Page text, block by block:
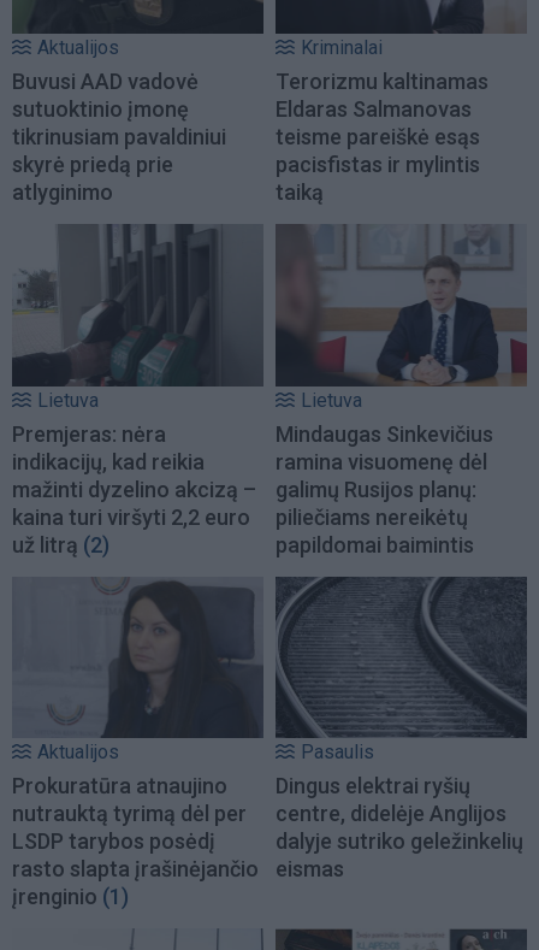
Aktualijos
Buvusi AAD vadovė
sutuoktinio įmonę
tikrinusiam pavaldiniui
skyrė priedą prie
atlyginimo
Kriminalai
Terorizmu kaltinamas
Eldaras Salmanovas
teisme pareiškė esąs
pacisfistas ir mylintis
taiką
Lietuva
Premjeras: nėra
indikacijų, kad reikia
mažinti dyzelino akcizą –
kaina turi viršyti 2,2 euro
už litrą (2)
Lietuva
Mindaugas Sinkevičius
ramina visuomenę dėl
galimų Rusijos planų:
piliečiams nereikėtų
papildomai baimintis
Aktualijos
Prokuratūra atnaujino
nutrauktą tyrimą dėl per
LSDP tarybos posėdį
rasto slapta įrašinėjančio
įrenginio (1)
Pasaulis
Dingus elektrai ryšių
centre, didelėje Anglijos
dalyje sutriko geležinkelių
eismas